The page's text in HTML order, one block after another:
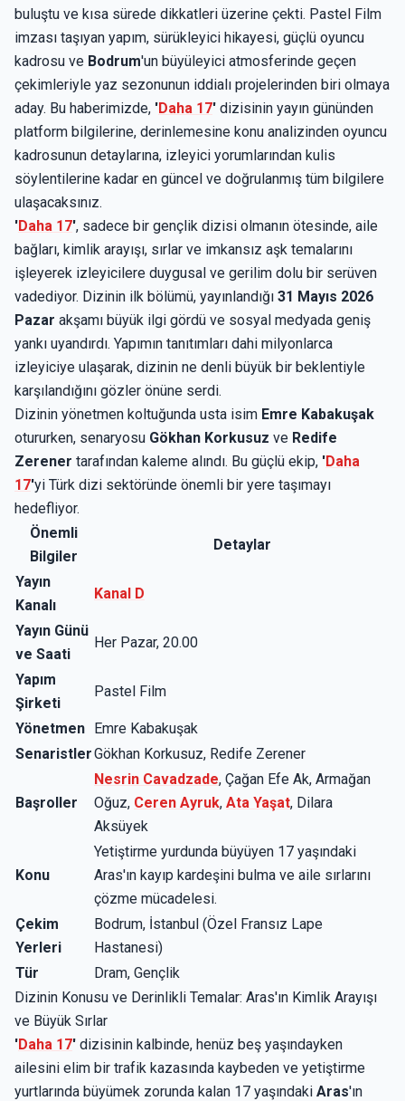
buluştu ve kısa sürede dikkatleri üzerine çekti. Pastel Film
imzası taşıyan yapım, sürükleyici hikayesi, güçlü oyuncu
kadrosu ve Bodrum'un büyüleyici atmosferinde geçen
çekimleriyle yaz sezonunun iddialı projelerinden biri olmaya
aday. Bu haberimizde, 'Daha 17' dizisinin yayın gününden
platform bilgilerine, derinlemesine konu analizinden oyuncu
kadrosunun detaylarına, izleyici yorumlarından kulis
söylentilerine kadar en güncel ve doğrulanmış tüm bilgilere
ulaşacaksınız.
'Daha 17', sadece bir gençlik dizisi olmanın ötesinde, aile
bağları, kimlik arayışı, sırlar ve imkansız aşk temalarını
işleyerek izleyicilere duygusal ve gerilim dolu bir serüven
vadediyor. Dizinin ilk bölümü, yayınlandığı 31 Mayıs 2026
Pazar akşamı büyük ilgi gördü ve sosyal medyada geniş
yankı uyandırdı. Yapımın tanıtımları dahi milyonlarca
izleyiciye ulaşarak, dizinin ne denli büyük bir beklentiyle
karşılandığını gözler önüne serdi.
Dizinin yönetmen koltuğunda usta isim Emre Kabakuşak
otururken, senaryosu Gökhan Korkusuz ve Redife
Zerener tarafından kaleme alındı. Bu güçlü ekip, 'Daha
17'yi Türk dizi sektöründe önemli bir yere taşımayı
hedefliyor.
Önemli
Bilgiler
Detaylar
Yayın
Kanalı
Kanal D
Yayın Günü
ve Saati
Her Pazar, 20.00
Yapım
Şirketi
Pastel Film
Yönetmen Emre Kabakuşak
SenaristlerGökhan Korkusuz, Redife Zerener
Başroller
Nesrin Cavadzade, Çağan Efe Ak, Armağan
Oğuz, Ceren Ayruk, Ata Yaşat, Dilara
Aksüyek
Konu
Yetiştirme yurdunda büyüyen 17 yaşındaki
Aras'ın kayıp kardeşini bulma ve aile sırlarını
çözme mücadelesi.
Çekim
Yerleri
Bodrum, İstanbul (Özel Fransız Lape
Hastanesi)
Tür
Dram, Gençlik
Dizinin Konusu ve Derinlikli Temalar: Aras'ın Kimlik Arayışı
ve Büyük Sırlar
'Daha 17' dizisinin kalbinde, henüz beş yaşındayken
ailesini elim bir trafik kazasında kaybeden ve yetiştirme
yurtlarında büyümek zorunda kalan 17 yaşındaki Aras'ın